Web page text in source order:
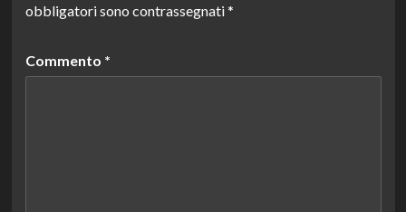
obbligatori sono contrassegnati*
Commento *